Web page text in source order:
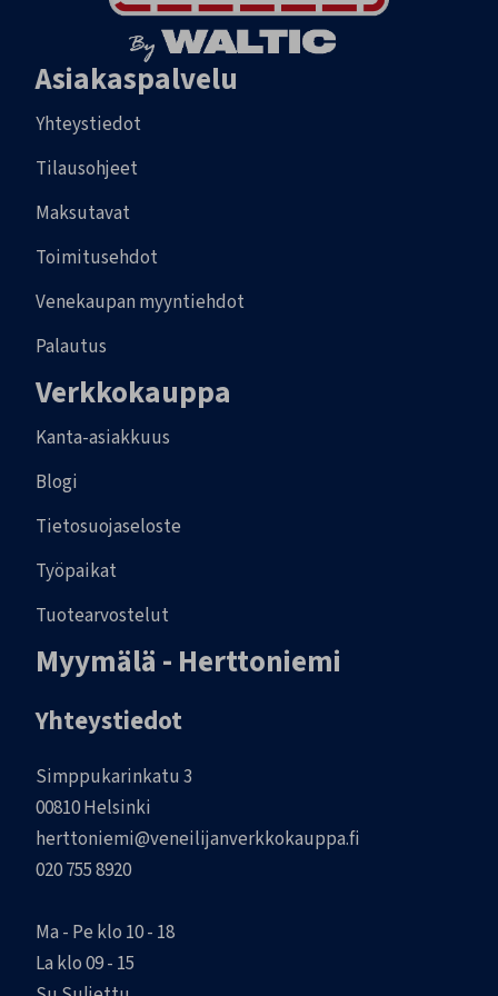
Asiakaspalvelu
Yhteystiedot
Tilausohjeet
Maksutavat
Toimitusehdot
Venekaupan myyntiehdot
Palautus
Verkkokauppa
Kanta-asiakkuus
Blogi
Tietosuojaseloste
Työpaikat
Tuotearvostelut
Myymälä - Herttoniemi
Yhteystiedot
Simppukarinkatu 3
00810 Helsinki
herttoniemi@veneilijanverkkokauppa.fi
020 755 8920
Ma - Pe klo 10 - 18
La klo 09 - 15